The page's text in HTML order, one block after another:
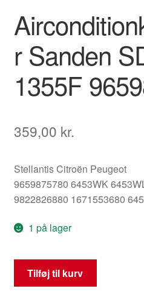
r Sanden
1355F
359,00 kr.
Stellantis Citroën Peugeot
9659875780 6453WK
9822826880 1671553680
1 på lager
Airconditionkompressor
Sanden
Tilføj til kurv